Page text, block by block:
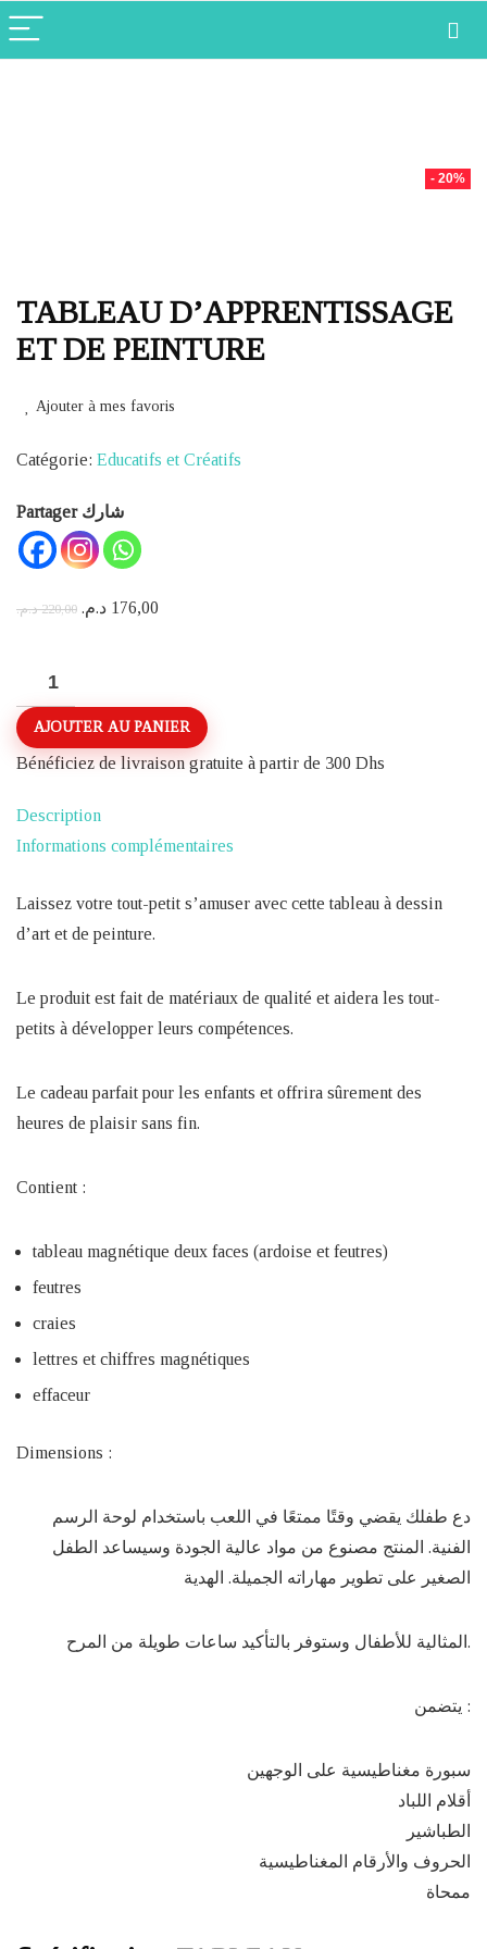
- 20%
TABLEAU D’APPRENTISSAGE
ET DE PEINTURE
Ajouter à mes favoris
Catégorie: Educatifs et Créatifs
Partager شارك
220,00 د.م.
Le
220,00 د.م..
176,00 د.م.
quantité
de
TABLEAU
D'APPRENTISSAGE
DE
PEINTURE
AJOUTER AU PANIER
Bénéficiez de livraison gratuite à partir de 300 Dhs
Description
Informations complémentaires
Laissez votre tout-petit s’amuser avec cette tableau à dessin
d’art et de peinture.
Le produit est fait de matériaux de qualité et aidera les tout-
petits à développer leurs compétences.
Le cadeau parfait pour les enfants et offrira sûrement des
heures de plaisir sans fin.
Contient :
tableau magnétique deux faces (ardoise et feutres)
feutres
craies
lettres et chiffres magnétiques
effaceur
Dimensions :
دع طفلك يقضي وقتًا ممتعًا في اللعب باستخدام لوحة الرسم
الفنية. المنتج مصنوع من مواد عالية الجودة وسيساعد الطفل
الصغير على تطوير مهاراته الجميلة. الهدية
المثالية للأطفال وستوفر بالتأكيد ساعات طويلة من المرح.
يتضمن :
سبورة مغناطيسية على الوجهين
أقلام اللباد
الطباشير
الحروف والأرقام المغناطيسية
ممحاة